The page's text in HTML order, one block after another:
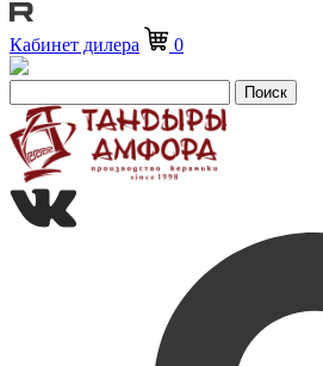
Кабинет дилера 0
Поиск